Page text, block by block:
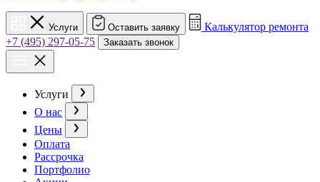
Услуги Оставить заявку
Калькулятор ремонта
+7 (495) 297-05-75
Заказать звонок
Услуги
О нас
Цены
Оплата
Рассрочка
Портфолио